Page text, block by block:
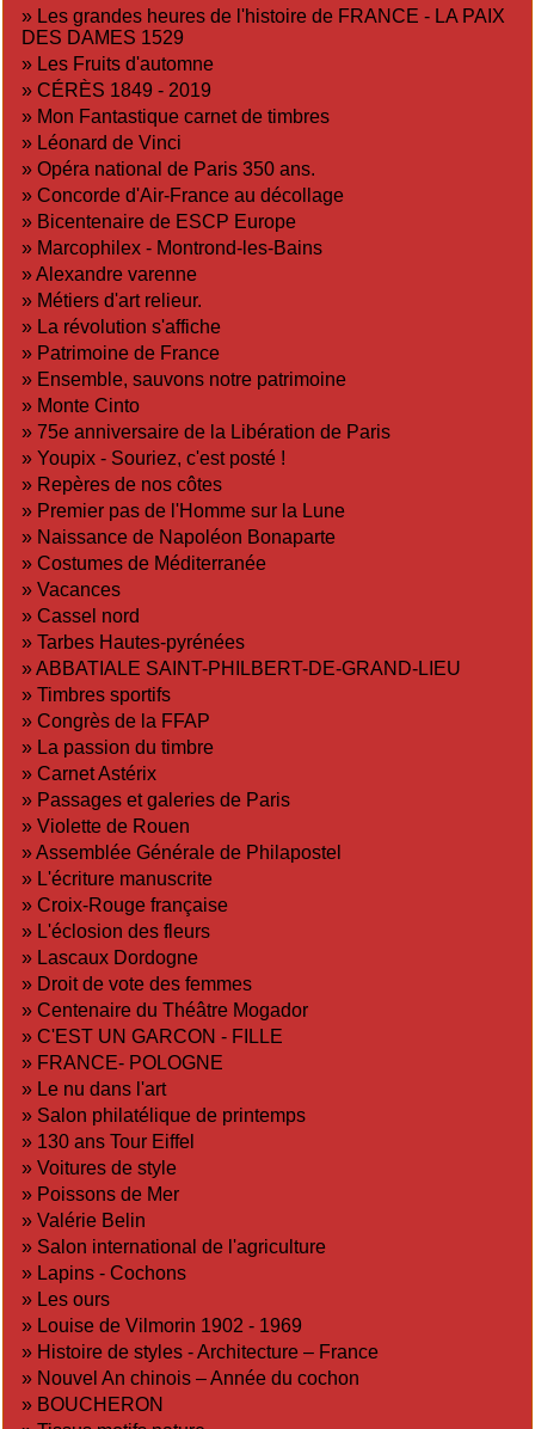
» Les grandes heures de l'histoire de FRANCE - LA PAIX
DES DAMES 1529
» Les Fruits d'automne
» CÉRÈS 1849 - 2019
» Mon Fantastique carnet de timbres
» Léonard de Vinci
» Opéra national de Paris 350 ans.
» Concorde d'Air-France au décollage
» Bicentenaire de ESCP Europe
» Marcophilex - Montrond-les-Bains
»Alexandre varenne
» Métiers d'art relieur.
» La révolution s'affiche
» Patrimoine de France
» Ensemble, sauvons notre patrimoine
» Monte Cinto
» 75e anniversaire de la Libération de Paris
» Youpix - Souriez, c'est posté !
» Repères de nos côtes
» Premier pas de l'Homme sur la Lune
» Naissance de Napoléon Bonaparte
» Costumes de Méditerranée
» Vacances
» Cassel nord
» Tarbes Hautes-pyrénées
»ABBATIALE SAINT-PHILBERT-DE-GRAND-LIEU
» Timbres sportifs
» Congrès de la FFAP
» La passion du timbre
» Carnet Astérix
» Passages et galeries de Paris
» Violette de Rouen
»Assemblée Générale de Philapostel
» L'écriture manuscrite
» Croix-Rouge française
» L'éclosion des fleurs
» Lascaux Dordogne
» Droit de vote des femmes
» Centenaire du Théâtre Mogador
» C'EST UN GARCON - FILLE
» FRANCE- POLOGNE
» Le nu dans l'art
» Salon philatélique de printemps
» 130 ans Tour Eiffel
» Voitures de style
» Poissons de Mer
» Valérie Belin
» Salon international de l'agriculture
» Lapins - Cochons
» Les ours
» Louise de Vilmorin 1902 - 1969
» Histoire de styles - Architecture – France
» Nouvel An chinois – Année du cochon
» BOUCHERON